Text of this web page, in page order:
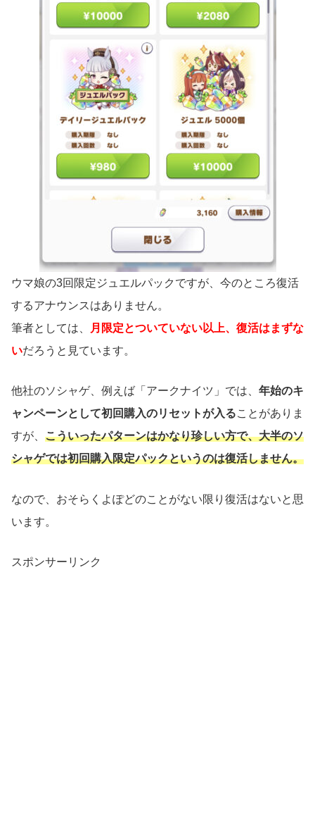
ウマ娘の3回限定ジュエルパックですが、今のところ復活
するアナウンスはありません。
筆者としては、
月限定とついていない以上、復活はまずな
いだろうと見ています。
他社のソシャゲ、例えば「アークナイツ」では、 年始のキ
ャンペーンとして初回購入のリセットが入ることがありま
すが、 こういったパターンはかなり珍しい方で、大半のソ
シャゲでは初回購入限定パックというのは復活しません。
なので、おそらくよぽどのことがない限り復活はないと思
います。
スポンサーリンク